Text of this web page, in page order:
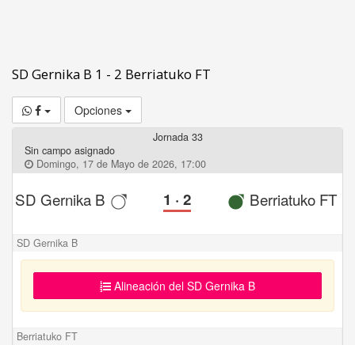
SD Gernika B 1 - 2 Berriatuko FT
Opciones
Jornada 33
Sin campo asignado
Domingo, 17 de Mayo de 2026, 17:00
SD Gernika B 1 ·2 Berriatuko FT
SD Gernika B
Alineación del SD Gernika B
Berriatuko FT